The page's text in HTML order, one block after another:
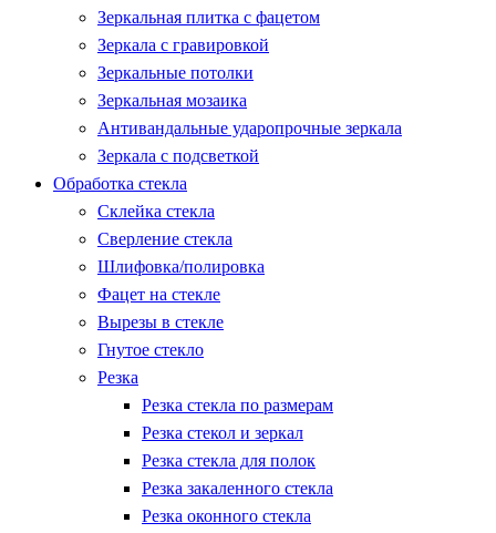
Зеркальная плитка с фацетом
Зеркала с гравировкой
Зеркальные потолки
Зеркальная мозаика
Антивандальные ударопрочные зеркала
Зеркала с подсветкой
Обработка стекла
Склейка стекла
Сверление стекла
Шлифовка/полировка
Фацет на стекле
Вырезы в стекле
Гнутое стекло
Резка
Резка стекла по размерам
Резка стекол и зеркал
Резка стекла для полок
Резка закаленного стекла
Резка оконного стекла